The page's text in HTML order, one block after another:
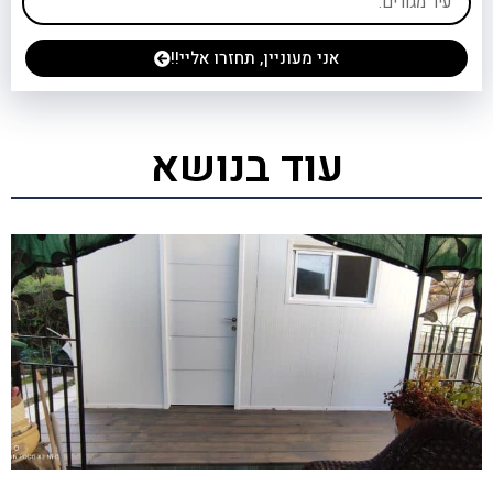
אני מעוניין, תחזרו אליי!!
עוד בנושא